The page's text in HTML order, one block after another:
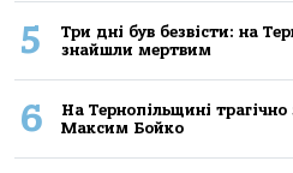
5
Три дні був безвісти: на
знайшли мертвим
6
На Тернопільщині
Максим Бойко